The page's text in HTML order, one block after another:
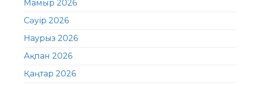
Мамыр 2026
Сәуір 2026
Наурыз 2026
Ақпан 2026
Қаңтар 2026